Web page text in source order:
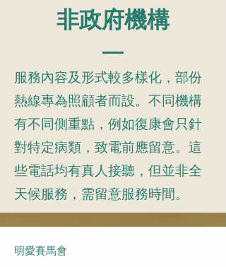
非政府機構
服務內容及形式較多樣化，部份
熱線專為照顧者而設。不同機構
有不同側重點，例如復康會只針
對特定病類，致電前應留意。這
些電話均有真人接聽，但並非全
天候服務，需留意服務時間。
明愛賽馬會